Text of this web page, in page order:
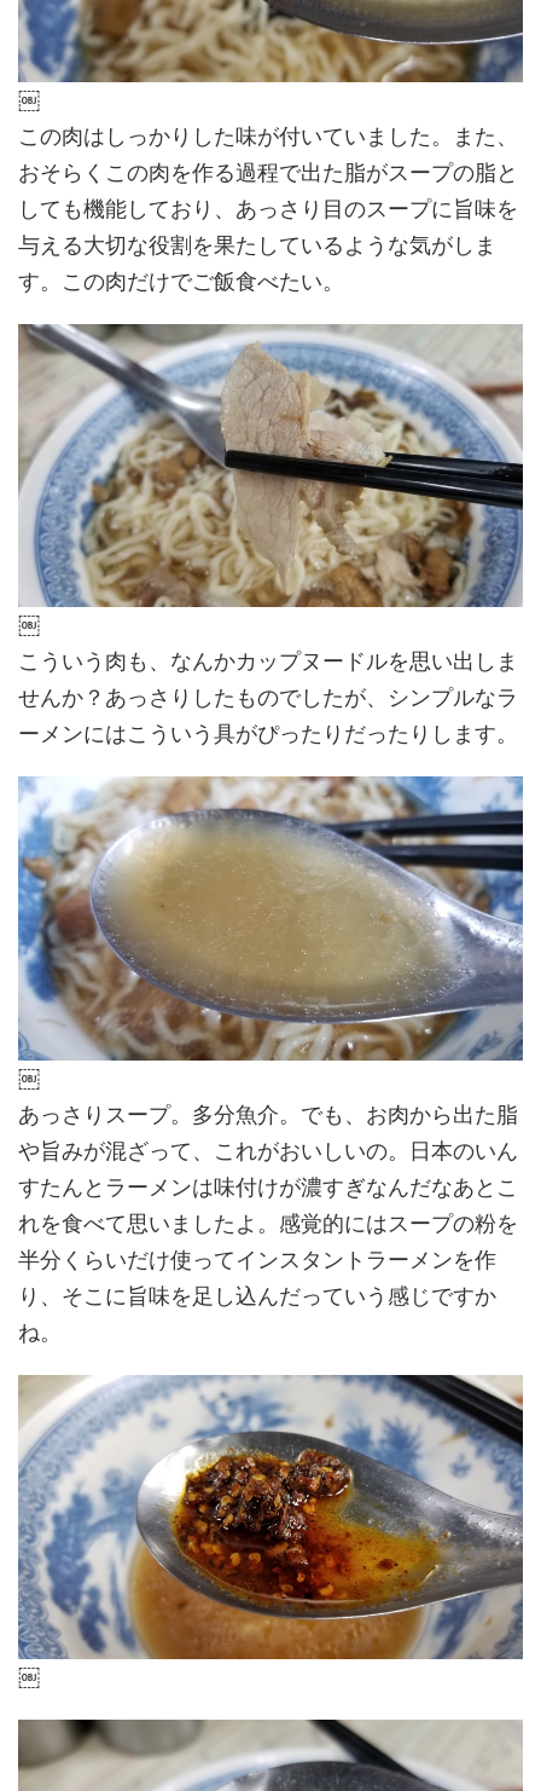
￼
この肉はしっかりした味が付いていました。また、
おそらくこの肉を作る過程で出た脂がスープの脂と
しても機能しており、あっさり目のスープに旨味を
与える大切な役割を果たしているような気がしま
す。この肉だけでご飯食べたい。
￼
こういう肉も、なんかカップヌードルを思い出しま
せんか？あっさりしたものでしたが、シンプルなラ
ーメンにはこういう具がぴったりだったりします。
￼
あっさりスープ。多分魚介。でも、お肉から出た脂
や旨みが混ざって、これがおいしいの。日本のいん
すたんとラーメンは味付けが濃すぎなんだなあとこ
れを食べて思いましたよ。感覚的にはスープの粉を
半分くらいだけ使ってインスタントラーメンを作
り、そこに旨味を足し込んだっていう感じですか
ね。
￼